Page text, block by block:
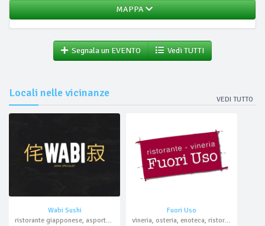
MAPPA
Segnala un EVENTO Vedi TUTTI
Locali nelle vicinanze
VEDI TUTTO
Wabi Sushi
ristorante giapponese, asporto, domicilio
Fuori Uso
vineria, osteria, enoteca, ristorante